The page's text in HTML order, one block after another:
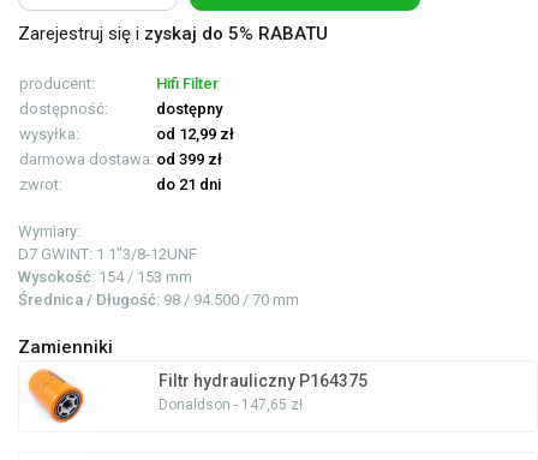
Zarejestruj się i zyskaj do 5% RABATU
producent:
Hifi Filter
dostępność:
dostępny
wysyłka:
od 12,99 zł
darmowa dostawa: od 399 zł
zwrot:
do 21 dni
Wymiary:
D7 GWINT: 1 1"3/8-12UNF
Wysokość: 154 / 153 mm
Średnica / Długość: 98 / 94.500 / 70 mm
Zamienniki
Filtr hydrauliczny P164375
Donaldson - 147,65 zł